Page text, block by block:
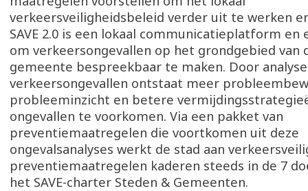
verkeersveiligheidsbeleid verder uit te werken
SAVE 2.0 is een lokaal communicatieplatform en
om verkeersongevallen op het grondgebied van
gemeente bespreekbaar te maken. Door
verkeersongevallen ontstaat meer
probleeminzicht en betere
ongevallen te voorkomen. Via een pakket van
preventiemaatregelen die voortkomen uit deze
ongevalsanalyses werkt de stad aan
preventiemaatregelen kaderen steeds in de 7
het SAVE-charter Steden & Gemeenten.